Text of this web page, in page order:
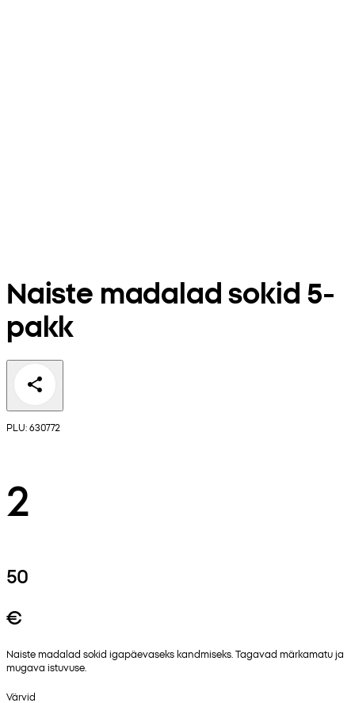
Naiste madalad sokid 5-
pakk
PLU: 630772
2
50
€
Naiste madalad sokid igapäevaseks kandmiseks. Tagavad märkamatu ja
mugava istuvuse.
Värvid